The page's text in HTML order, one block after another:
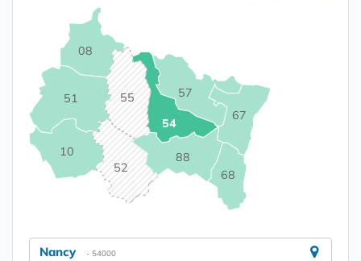
08
10
51
52
54
55 57
67
68
88
Nancy - 54000